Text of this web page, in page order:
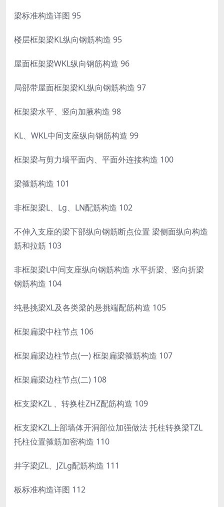
梁标准构造详图 95
楼层框架梁KL纵向钢筋构造 95
屋面框架梁WKL纵向钢筋构造 96
局部带屋面框架梁KL纵向钢筋构造 97
框架梁水平、竖向加腋构造 98
KL、WKL中间支座纵向钢筋构造 99
框架梁与剪力墙平面内、平面外连接构造 100
梁箍筋构造 101
非框架梁L、Lg、LN配筋构造 102
不伸入支座的梁下部纵向钢筋断点位置 梁侧面纵向构造
筋和拉筋 103
非框架梁L中间支座纵向钢筋构造 水平折梁、竖向折梁
钢筋构造 104
纯悬挑梁XL及各类梁的悬挑端配筋构造 105
框架扁梁中柱节点 106
框架扁梁边柱节点(一) 框架扁梁箍筋构造 107
框架扁梁边柱节点(二) 108
框支梁KZL 、转换柱ZHZ配筋构造 109
框支梁KZL上部墙体开洞部位加强做法 托柱转换梁TZL
托柱位置箍筋加密构造 110
井字梁JZL、JZLg配筋构造 111
板标准构造详图 112